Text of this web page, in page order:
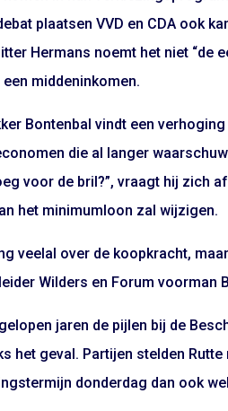
plaatsen VVD en CDA ook
Hermans noemt het niet “de
middeninkomen.
Bontenbal vindt een
die al langer
voor de bril?”, vraagt hij zich
het minimumloon zal wijzigen.
veelal over de koopkracht,
Wilders en Forum voorman
jaren de pijlen bij de
het geval. Partijen stelden
donderdag dan ook